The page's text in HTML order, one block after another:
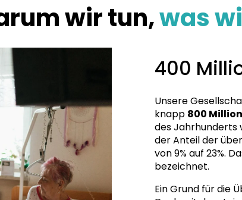
wir tun,was
400
Unsere
knapp 800
des Jahrhunderts
der Anteil der
von 9% auf 23%.
bezeichnet.
Ein Grund für die